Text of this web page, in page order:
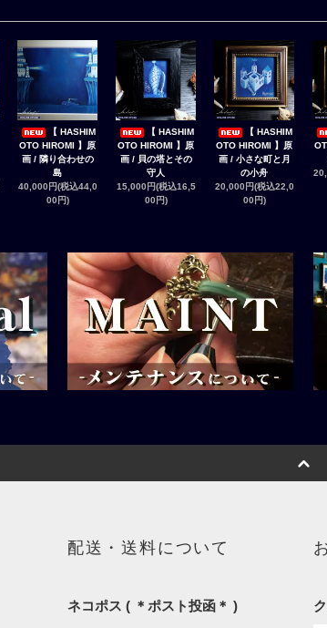
【 HASHIM
OTO HIROMI 】原
画 / 隣り合わせの
島
40,000円(税込44,0
00円)
【 HASHIM
OTO HIROMI 】原
画 / 貝の塔とその
守人
15,000円(税込16,5
00円)
【 HASHIM
OTO HIROMI 】原
画 / 小さな町と月
の小舟
20,000円(税込22,0
00円)
配送・送料について
ネコポス ( ＊ポスト投函＊ )